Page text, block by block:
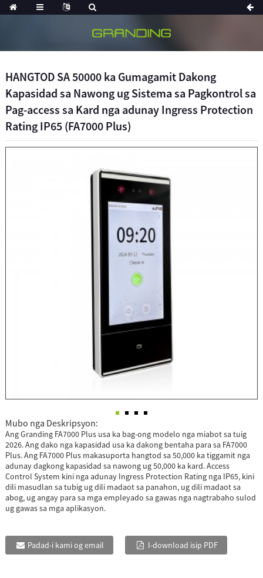
HANGTOD SA 50000 ka Gumagamit Dakong
Kapasidad sa Nawong ug Sistema sa Pagkontrol sa
Pag-access sa Kard nga adunay Ingress Protection
Rating IP65 (FA7000 Plus)
Mubo nga Deskripsyon:
Ang Granding FA7000 Plus usa ka bag-ong modelo nga miabot sa tuig
2026. Ang dako nga kapasidad usa ka dakong bentaha para sa FA7000
Plus. Ang FA7000 Plus makasuporta hangtod sa 50,000 ka tiggamit nga
adunay dagkong kapasidad sa nawong ug 50,000 ka kard. Access
Control System kini nga adunay Ingress Protection Rating nga IP65, kini
dili masudlan sa tubig ug dili madaot sa panahon, ug dili madaot sa
abog, ug angay para sa mga empleyado sa gawas nga nagtrabaho sulod
ug gawas sa mga aplikasyon.
Padad-i kami og email I-download isip PDF